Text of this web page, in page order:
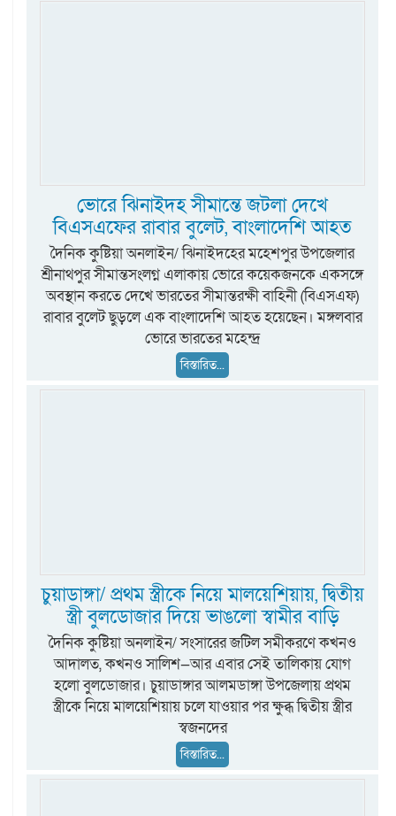
ভোরে ঝিনাইদহ সীমান্তে জটলা দেখে
বিএসএফের রাবার বুলেট, বাংলাদেশি আহত
দৈনিক কুষ্টিয়া অনলাইন/ ঝিনাইদহের মহেশপুর উপজেলার
শ্রীনাথপুর সীমান্তসংলগ্ন এলাকায় ভোরে কয়েকজনকে একসঙ্গে
অবস্থান করতে দেখে ভারতের সীমান্তরক্ষী বাহিনী (বিএসএফ)
রাবার বুলেট ছুড়লে এক বাংলাদেশি আহত হয়েছেন। মঙ্গলবার
ভোরে ভারতের মহেন্দ্র
বিস্তারিত...
চুয়াডাঙ্গা/ প্রথম স্ত্রীকে নিয়ে মালয়েশিয়ায়, দ্বিতীয়
স্ত্রী বুলডোজার দিয়ে ভাঙলো স্বামীর বাড়ি
দৈনিক কুষ্টিয়া অনলাইন/ সংসারের জটিল সমীকরণে কখনও
আদালত, কখনও সালিশ—আর এবার সেই তালিকায় যোগ
হলো বুলডোজার। চুয়াডাঙ্গার আলমডাঙ্গা উপজেলায় প্রথম
স্ত্রীকে নিয়ে মালয়েশিয়ায় চলে যাওয়ার পর ক্ষুব্ধ দ্বিতীয় স্ত্রীর
স্বজনদের
বিস্তারিত...